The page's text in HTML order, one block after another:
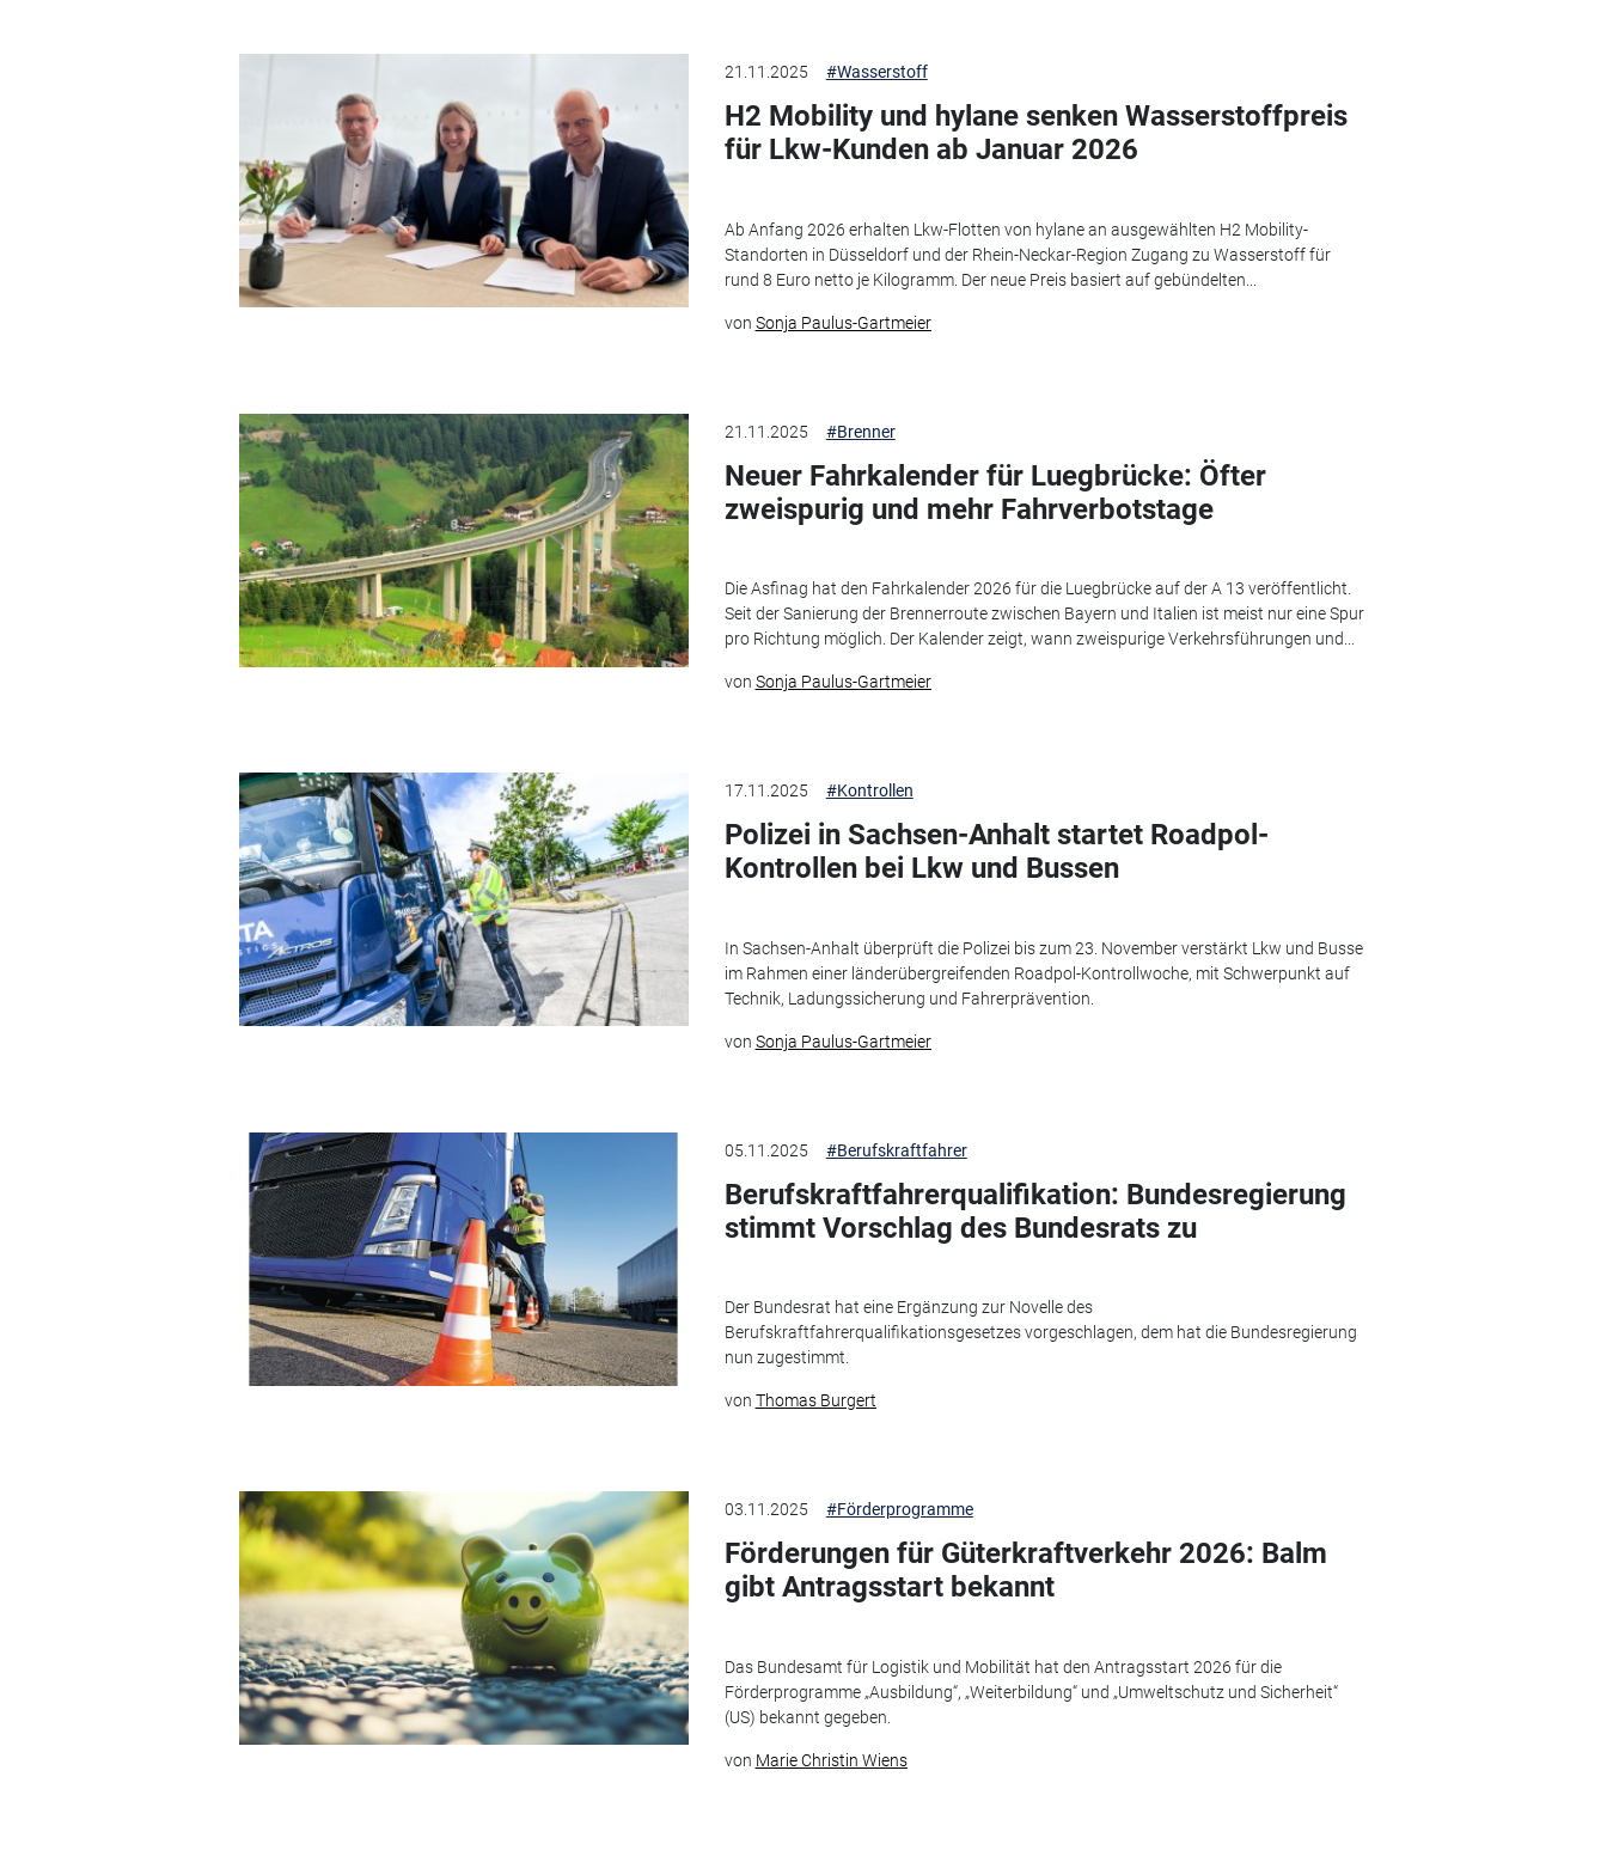
21.11.2025 #Wasserstoff
H2 Mobility und hylane senken Wasserstoffpreis
für Lkw-Kunden ab Januar 2026
Ab Anfang 2026 erhalten Lkw-Flotten von hylane an ausgewählten H2 Mobility-
Standorten in Düsseldorf und der Rhein-Neckar-Region Zugang zu Wasserstoff für
rund 8 Euro netto je Kilogramm. Der neue Preis basiert auf gebündelten...
von Sonja Paulus-Gartmeier
21.11.2025 #Brenner
Neuer Fahrkalender für Luegbrücke: Öfter
zweispurig und mehr Fahrverbotstage
Die Asfinag hat den Fahrkalender 2026 für die Luegbrücke auf der A 13 veröffentlicht.
Seit der Sanierung der Brennerroute zwischen Bayern und Italien ist meist nur eine Spur
pro Richtung möglich. Der Kalender zeigt, wann zweispurige Verkehrsführungen und...
von Sonja Paulus-Gartmeier
17.11.2025 #Kontrollen
Polizei in Sachsen-Anhalt startet Roadpol-
Kontrollen bei Lkw und Bussen
In Sachsen-Anhalt überprüft die Polizei bis zum 23. November verstärkt Lkw und Busse
im Rahmen einer länderübergreifenden Roadpol-Kontrollwoche, mit Schwerpunkt auf
Technik, Ladungssicherung und Fahrerprävention.
von Sonja Paulus-Gartmeier
05.11.2025 #Berufskraftfahrer
Berufskraftfahrerqualifikation: Bundesregierung
stimmt Vorschlag des Bundesrats zu
Der Bundesrat hat eine Ergänzung zur Novelle des
Berufskraftfahrerqualifikationsgesetzes vorgeschlagen, dem hat die Bundesregierung
nun zugestimmt.
von Thomas Burgert
03.11.2025 #Förderprogramme
Förderungen für Güterkraftverkehr 2026: Balm
gibt Antragsstart bekannt
Das Bundesamt für Logistik und Mobilität hat den Antragsstart 2026 für die
Förderprogramme „Ausbildung“, „Weiterbildung“ und „Umweltschutz und Sicherheit“
(US) bekannt gegeben.
von Marie Christin Wiens